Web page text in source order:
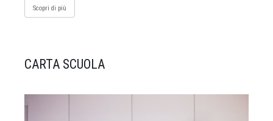
Scopri di più
CARTA SCUOLA